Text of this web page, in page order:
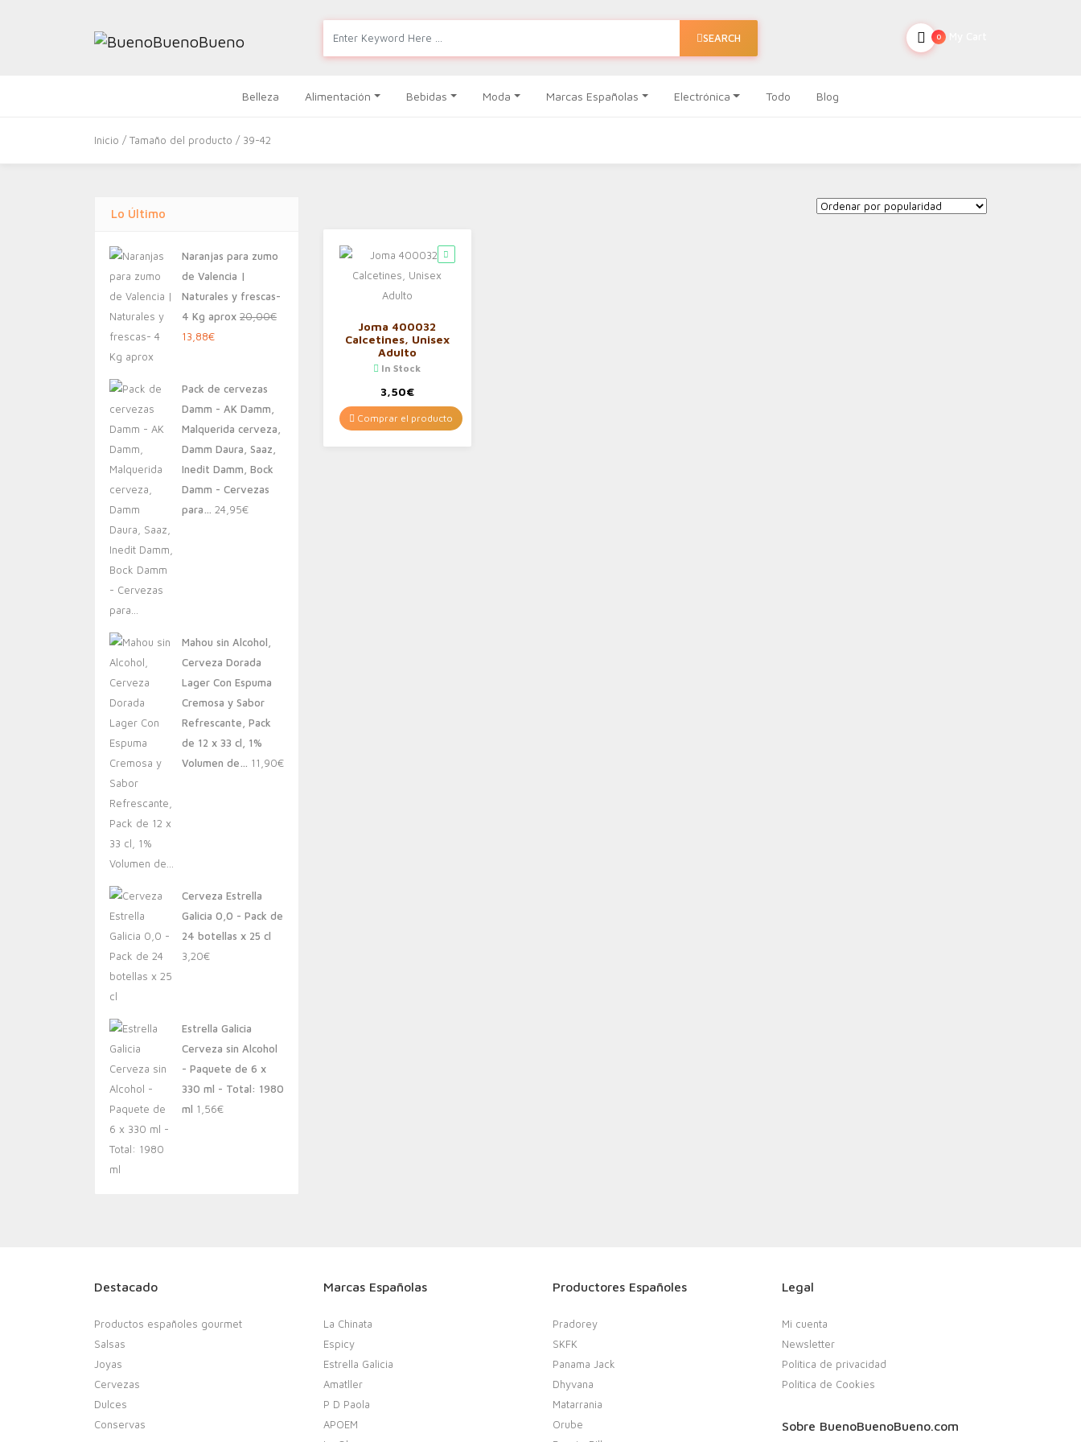
SEARCH 0
Belleza Alimentación Bebidas Moda Marcas Españolas Electrónica Todo Blog
Inicio / Tamaño del producto / 39-42
Lo Último
Naranjas para zumo
de Valencia |
Naturales y frescas-
4 Kg aprox 20,00€
El
era:
20,00€.
13,88€El
es:
13,88€.
Pack de cervezas
Damm - AK Damm,
Malquerida cerveza,
Damm Daura, Saaz,
Inedit Damm, Bock
Damm - Cervezas
para… 24,95€
Mahou sin Alcohol,
Cerveza Dorada
Lager Con Espuma
Cremosa y Sabor
Refrescante, Pack
de 12 x 33 cl, 1%
Volumen de… 11,90€
Cerveza Estrella
Galicia 0,0 - Pack de
24 botellas x 25 cl
3,20€
Estrella Galicia
Cerveza sin Alcohol
- Paquete de 6 x
330 ml - Total: 1980
ml 1,56€
Joma 400032
Calcetines, Unisex
Adulto
In Stock
3,50€
Comprar el producto
Destacado
Productos españoles gourmet
Salsas
Joyas
Cervezas
Dulces
Conservas
Marcas Españolas
La Chinata
Espicy
Estrella Galicia
Amatller
P D Paola
APOEM
Productores Españoles
Pradorey
SKFK
Panama Jack
Dhyvana
Matarrania
Orube
Legal
Mi cuenta
Newsletter
Política de privacidad
Política de Cookies
Sobre BuenoBuenoBueno.com